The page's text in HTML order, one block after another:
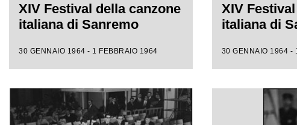
XIV Festival della canzone
italiana di Sanremo
30 GENNAIO 1964 - 1 FEBBRAIO 1964
XIV
italiana di
30 GENNAIO 1964 -